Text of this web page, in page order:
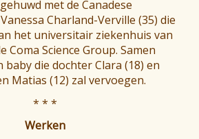
met de Canadese
Charland-Verville (35) die
het universitair ziekenhuis van
Coma Science Group. Samen
baby die dochter Clara (18) en
Matias (12) zal vervoegen.
* * *
Werken